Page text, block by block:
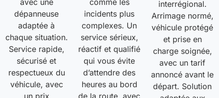
avec une
dépanneuse
adaptée à
chaque situation.
Service rapide,
sécurisé et
respectueux du
véhicule, avec
comme les
incidents plus
complexes. Un
service sérieux,
réactif et qualifié
qui vous évite
d’attendre des
heures au bord
interrégional.
Arrimage normé,
véhicule protégé
et prise en
charge soignée,
avec un tarif
annoncé avant le
départ. Solution